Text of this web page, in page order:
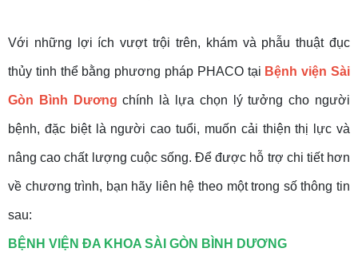
Với những lợi ích vượt trội trên, khám và phẫu thuật đục
thủy tinh thể bằng phương pháp PHACO tại Bệnh viện Sài
Gòn Bình Dương chính là lựa chọn lý tưởng cho người
bệnh, đặc biệt là người cao tuổi, muốn cải thiện thị lực và
nâng cao chất lượng cuộc sống. Để được hỗ trợ chi tiết hơn
về chương trình, bạn hãy liên hệ theo một trong số thông tin
sau:
BỆNH VIỆN ĐA KHOA SÀI GÒN BÌNH DƯƠNG